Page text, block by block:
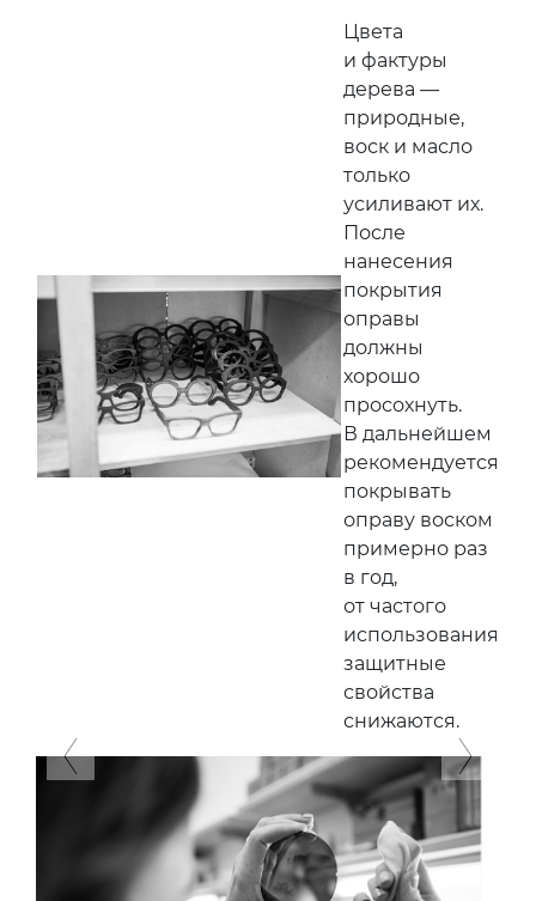
Цвета
и фактуры
дерева —
природные,
воск и масло
только
усиливают их.
После
нанесения
покрытия
оправы
должны
хорошо
просохнуть.
В дальнейшем
рекомендуется
покрывать
оправу воском
примерно раз
в год,
от частого
использования
защитные
свойства
снижаются.